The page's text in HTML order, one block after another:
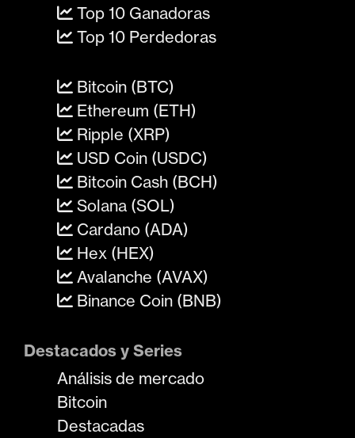
Top 10 Ganadoras
Top 10 Perdedoras
Bitcoin (BTC)
Ethereum (ETH)
Ripple (XRP)
USD Coin (USDC)
Bitcoin Cash (BCH)
Solana (SOL)
Cardano (ADA)
Hex (HEX)
Avalanche (AVAX)
Binance Coin (BNB)
Destacados y Series
Análisis de mercado
Bitcoin
Destacadas